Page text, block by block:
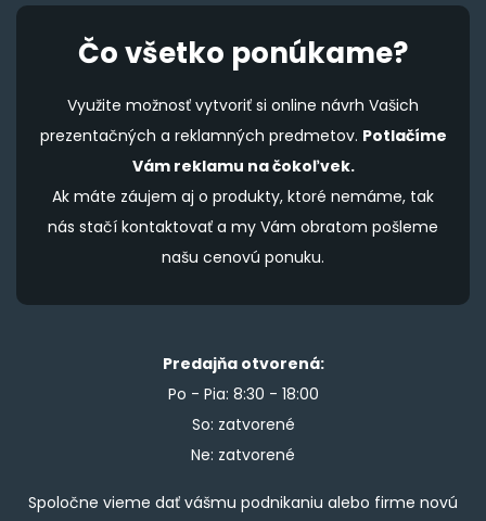
Čo všetko ponúkame?
Využite možnosť vytvoriť si online návrh Vašich
prezentačných a reklamných predmetov. Potlačíme
Vám reklamu na čokoľvek.
Ak máte záujem aj o produkty, ktoré nemáme, tak
nás stačí kontaktovať a my Vám obratom pošleme
našu cenovú ponuku.
Predajňa otvorená:
Po - Pia: 8:30 - 18:00
So: zatvorené
Ne: zatvorené
Spoločne vieme dať vášmu podnikaniu alebo firme novú